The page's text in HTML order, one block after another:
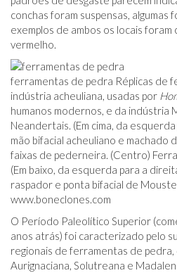
conchas foram suspensas, algumas
exemplos de ambos os locais
vermelho.
ferramentas de pedra Réplicas de
indústria acheuliana, usadas por
humanos modernos, e da indústria
Neandertais. (Em cima, da
mão bifacial acheuliano e machado
faixas de pederneira. (Centro)
(Em baixo, da esquerda para a
raspador e ponta bifacial de
www.boneclones.com
O Período Paleolítico Superior
anos atrás) foi caracterizado pelo
regionais de ferramentas de pedra,
Aurignaciana, Solutreana e